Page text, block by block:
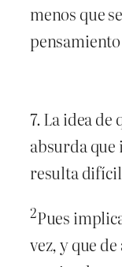
menos que
7. La idea
absurda que
resulta
2Pues
vez, y que